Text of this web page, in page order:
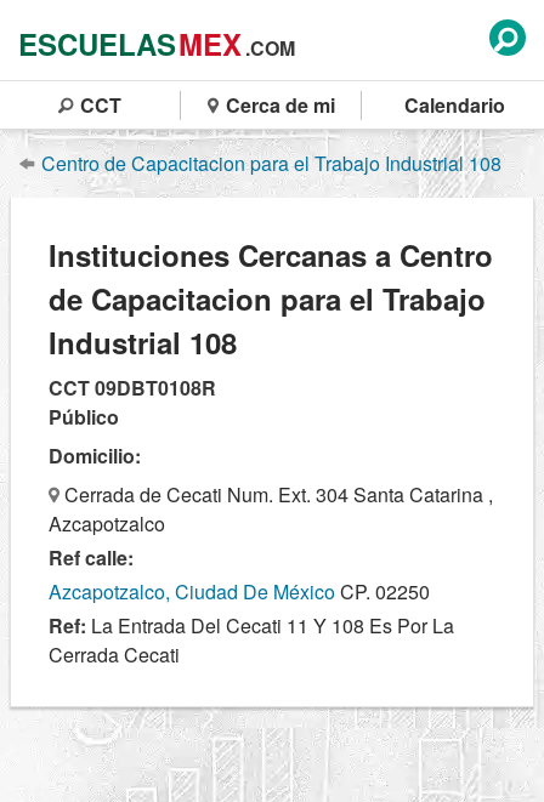
ESCUELASMEX.COM
CCT Cerca de mi Calendario
Centro de Capacitacion para el Trabajo Industrial 108
Instituciones Cercanas a Centro
de Capacitacion para el Trabajo
Industrial 108
CCT 09DBT0108R
Público
Domicilio:
Cerrada de Cecati Num. Ext. 304 Santa Catarina ,
Azcapotzalco
Ref calle:
Azcapotzalco, Ciudad De MéxicoCP. 02250
Ref: La Entrada Del Cecati 11 Y 108 Es Por La
Cerrada Cecati